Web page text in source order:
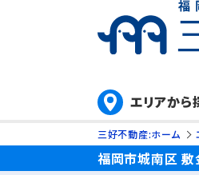
エリアから
三好不動産:ホーム
福岡市城南区 敷